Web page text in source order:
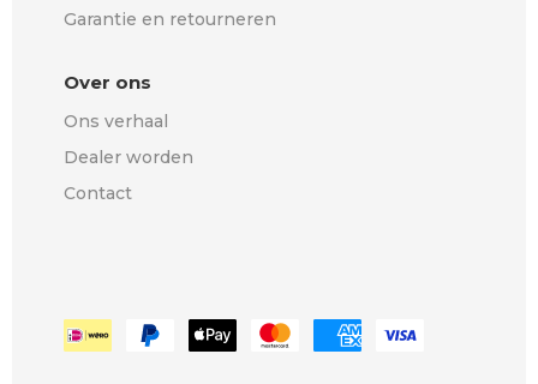
Garantie en retourneren
Over ons
Ons verhaal
Dealer worden
Contact